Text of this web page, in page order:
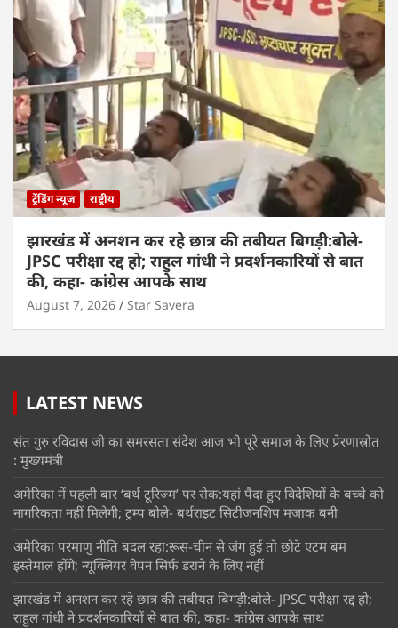
ट्रेंडिंग न्यूज राष्ट्रीय
झारखंड में अनशन कर रहे छात्र की तबीयत बिगड़ी:बोले-
JPSC परीक्षा रद्द हो; राहुल गांधी ने प्रदर्शनकारियों से बात
की, कहा- कांग्रेस आपके साथ
August 7, 2026 Star Savera
LATEST NEWS
संत गुरु रविदास जी का समरसता संदेश आज भी पूरे समाज के लिए प्रेरणास्रोत
: मुख्यमंत्री
अमेरिका में पहली बार ‘बर्थ टूरिज्म’ पर रोक:यहां पैदा हुए विदेशियों के बच्चे को
नागरिकता नहीं मिलेगी; ट्रम्प बोले- बर्थराइट सिटीजनशिप मजाक बनी
अमेरिका परमाणु नीति बदल रहा:रूस-चीन से जंग हुई तो छोटे एटम बम
इस्तेमाल होंगे; न्यूक्लियर वेपन सिर्फ डराने के लिए नहीं
झारखंड में अनशन कर रहे छात्र की तबीयत बिगड़ी:बोले- JPSC परीक्षा रद्द हो;
राहुल गांधी ने प्रदर्शनकारियों से बात की, कहा- कांग्रेस आपके साथ